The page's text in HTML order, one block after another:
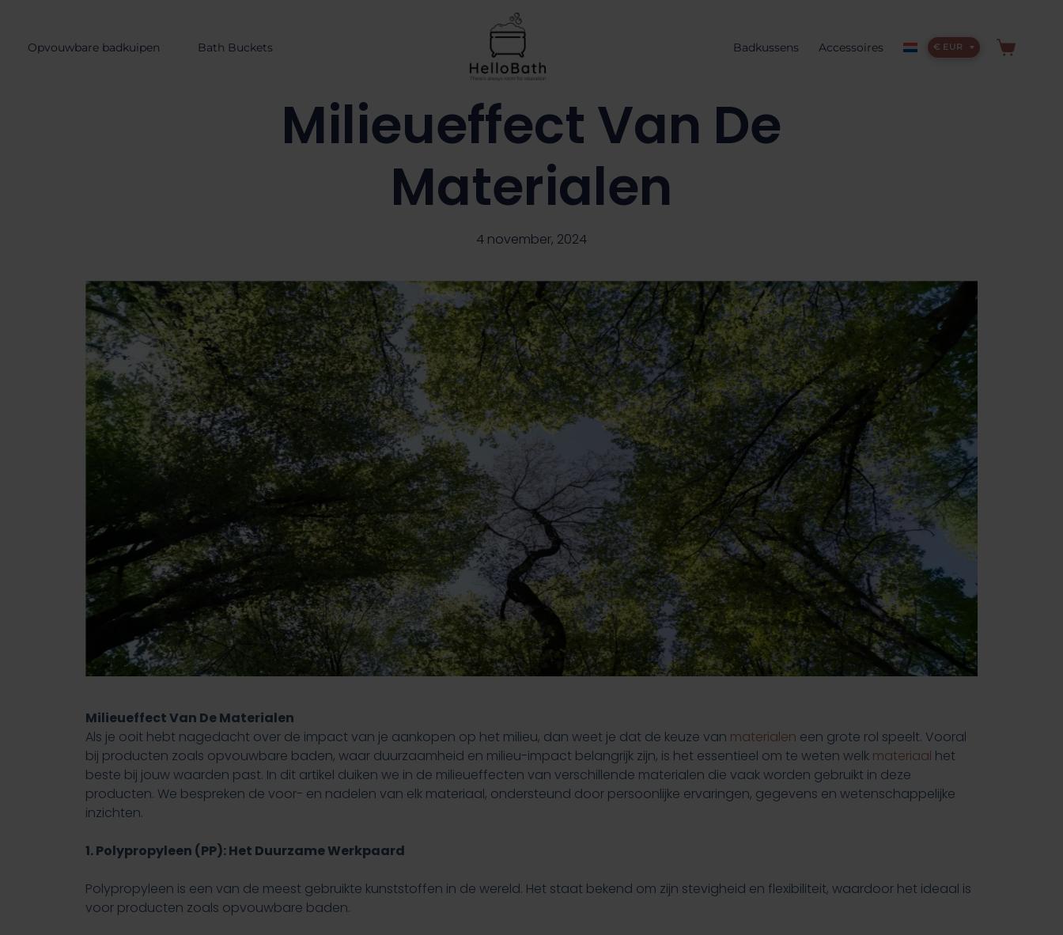
Opvouwbare badkuipen
Bath Buckets Badkussens Accessoires € EUR
Milieueffect Van De
Materialen
4 november, 2024
Milieueffect Van De Materialen
Als je ooit hebt nagedacht over de impact van je aankopen op het milieu, dan weet je dat de keuze van materialen een grote rol speelt. Vooral
bij producten zoals opvouwbare baden, waar duurzaamheid en milieu-impact belangrijk zijn, is het essentieel om te weten welk materiaal het
beste bij jouw waarden past. In dit artikel duiken we in de milieueffecten van verschillende materialen die vaak worden gebruikt in deze
producten. We bespreken de voor- en nadelen van elk materiaal, ondersteund door persoonlijke ervaringen, gegevens en wetenschappelijke
inzichten.
1. Polypropyleen (PP): Het Duurzame Werkpaard
Polypropyleen is een van de meest gebruikte kunststoffen in de wereld. Het staat bekend om zijn stevigheid en flexibiliteit, waardoor het ideaal is
voor producten zoals opvouwbare baden.